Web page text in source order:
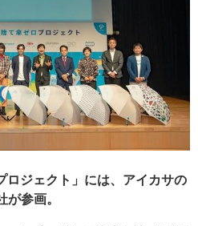
ロジェクト」には、アイカサの
参画。